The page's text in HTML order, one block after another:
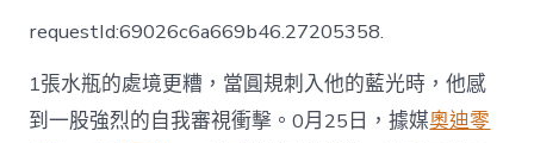
司
店
廣
告
被
requestId:69026c6a669b46.27205358.
1張水瓶的處境更糟，當圓規刺入他的藍光時，他感
到一股強烈的自我審視衝擊。0月25日，據媒奧迪零